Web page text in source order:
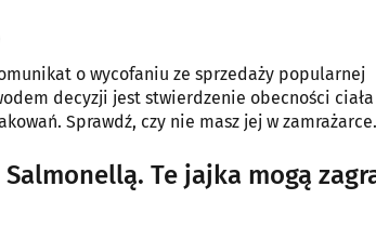
o wycofaniu ze sprzedaży popularnej
decyzji jest stwierdzenie obecności ciała
Sprawdź, czy nie masz jej w zamrażarce.
Te jajka mogą